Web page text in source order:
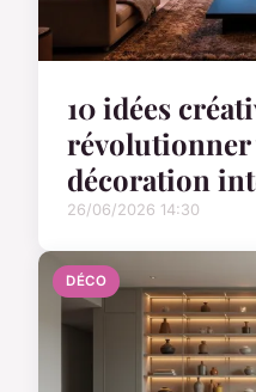
10 idées
révolutionner
décoration
26/06/2026 14:30
DÉCO